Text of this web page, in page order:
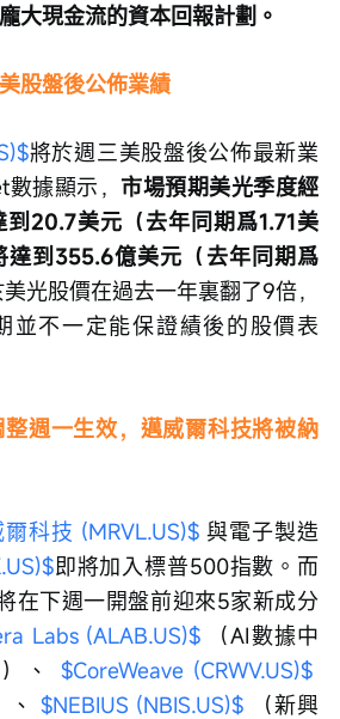
大現金流的資本回報計劃。
股盤後公佈業績
將於週三美股盤後公佈最新業
據顯示， 市場預期美光季度經
20.7美元（去年同期爲1.71美
達到355.6億美元（去年同期爲
光股價在過去一年裏翻了9倍，
並不一定能保證績後的股價表
週一生效，邁威爾科技將被納
科技 (MRVL.US)$ 與電子製造
即將加入標普500指數。而
在下週一開盤前迎來5家新成分
Labs (ALAB.US)$ （AI數據中
）、 $CoreWeave (CRWV.US)$
、 $NEBIUS (NBIS.US)$ （新興